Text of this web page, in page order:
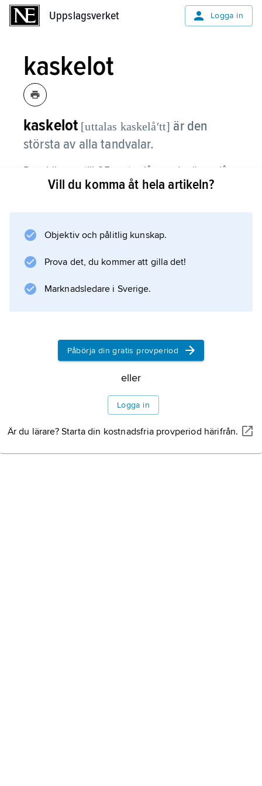
Uppslagsverket Logga in
kaskelot
kaskelot [uttalas kaskelåʹtt] är den
största av alla tandvalar.
Den blir upp till 25 meter lång och väger då
70 000 kilo (70 ton). Den finns framför allt i
jättebläckfiskar på stora djup. De kan stanna
måste gå upp
Vill du komma åt hela artikeln?
Objektiv och pålitlig kunskap.
Prova det, du kommer att gilla det!
Marknadsledare i Sverige.
Påbörja din gratis provperiod
eller
Logga in
Är du lärare? Starta din kostnadsfria provperiod härifrån.